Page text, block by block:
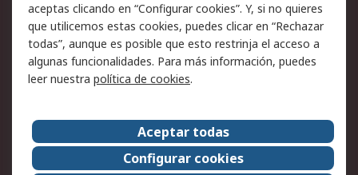
Aviso legal
Política de privacidad -
Actualizada
Política sobre cookies
Seguridad de emails
Certificaciones de
Condiciones de venta
Acerca de RS
Acerca de RS RS Group
aceptas clicando en “Configurar cookies”. Y, si no quieres
que utilicemos estas cookies, puedes clicar en “Rechazar
todas”, aunque es posible que esto restrinja el acceso a
algunas funcionalidades. Para más información, puedes
leer nuestra política de cookies.
Aceptar todas
Configurar cookies